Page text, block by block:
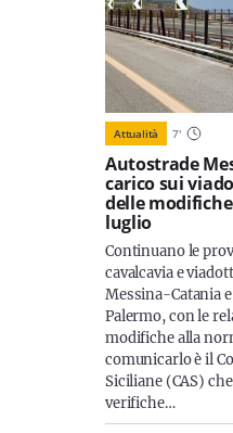
Attualità 7'
Autostrade
carico sui
delle
luglio
Continuano le
cavalcavia e
Messina-Catania
Palermo, con le
modifiche alla
comunicarlo è il
Siciliane (CAS)
verifiche…